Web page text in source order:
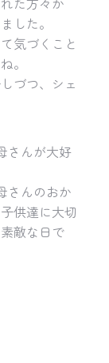
した。
気づくこと
。
づつ、 シェ
さんが大好
さんのおか
供達に大切
敵な日で